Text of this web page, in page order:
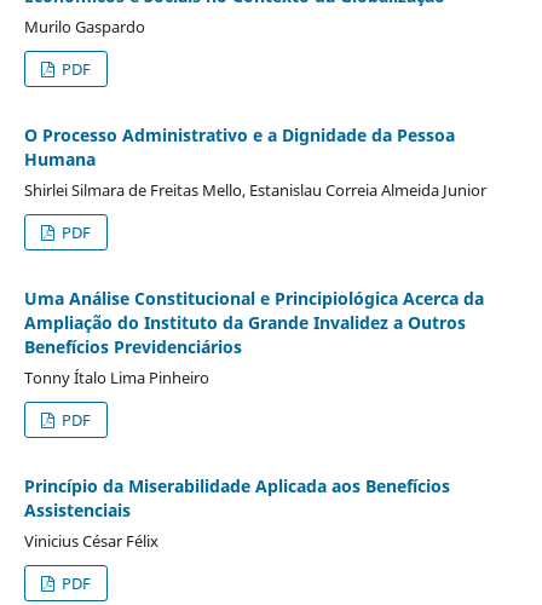
Murilo Gaspardo
PDF
O Processo Administrativo e a Dignidade da Pessoa
Humana
Shirlei Silmara de Freitas Mello, Estanislau Correia Almeida Junior
PDF
Uma Análise Constitucional e Principiológica Acerca da
Ampliação do Instituto da Grande Invalidez a Outros
Benefícios Previdenciários
Tonny Ítalo Lima Pinheiro
PDF
Princípio da Miserabilidade Aplicada aos Benefícios
Assistenciais
Vinicius César Félix
PDF